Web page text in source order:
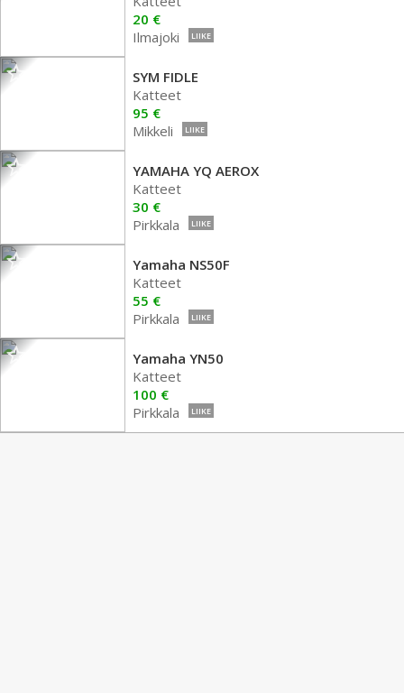
20 €
Ilmajoki
LIIKE
SYM FIDLE
Katteet
95 €
Mikkeli
LIIKE
YAMAHA YQ AEROX
Katteet
30 €
Pirkkala
LIIKE
Yamaha NS50F
Katteet
55 €
Pirkkala
LIIKE
Yamaha YN50
Katteet
100 €
Pirkkala
LIIKE